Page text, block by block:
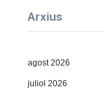
Arxius
agost 2026
juliol 2026